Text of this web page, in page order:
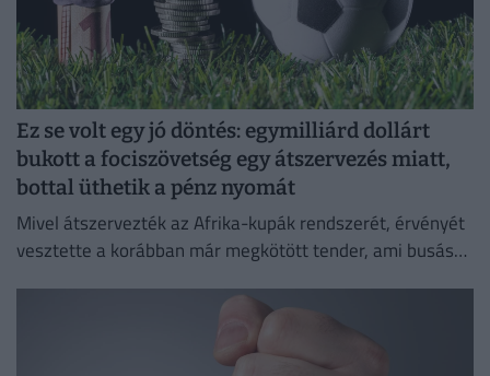
Ez se volt egy jó döntés: egymilliárd dollárt
bukott a fociszövetség egy átszervezés miatt,
bottal üthetik a pénz nyomát
Mivel átszervezték az Afrika-kupák rendszerét, érvényét
vesztette a korábban már megkötött tender, ami busás